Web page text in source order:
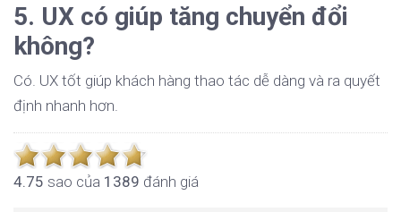
5. UX có giúp tăng chuyển đổi
không?
Có. UX tốt giúp khách hàng thao tác dễ dàng và ra quyết
định nhanh hơn.
4.75 sao của 1389 đánh giá